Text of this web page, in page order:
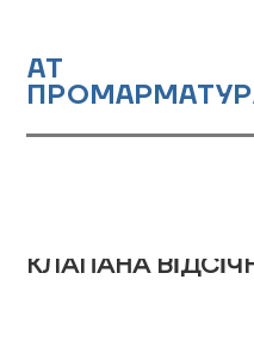
АТ
КЛАПАНА